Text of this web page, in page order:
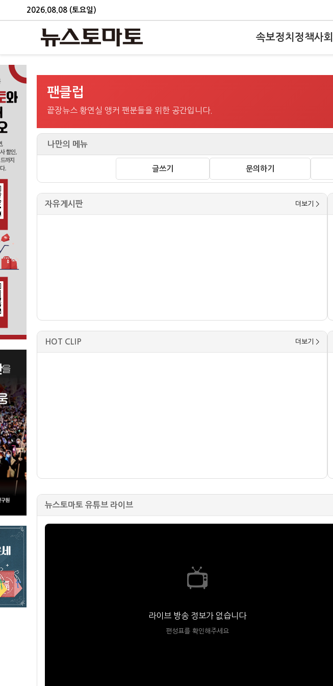
2026.08.08 (토요일)
속보정치 정책사회
팬클럽
끝장뉴스 황연실 앵커 팬분들을 위한 공간입니다.
나만의 메뉴
글쓰기 문의하기
자유게시판 더보기 >
HOT CLIP 더보기 >
뉴스토마토 유튜브 라이브
📺
라이브 방송 정보가 없습니다
편성표를 확인해주세요